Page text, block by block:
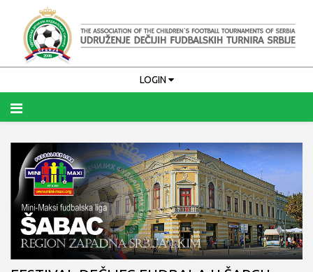
LOGIN
Upamti me
PRIJAVA
Zaboravili ste korisničko ime?
Zaboravili ste lozinku?